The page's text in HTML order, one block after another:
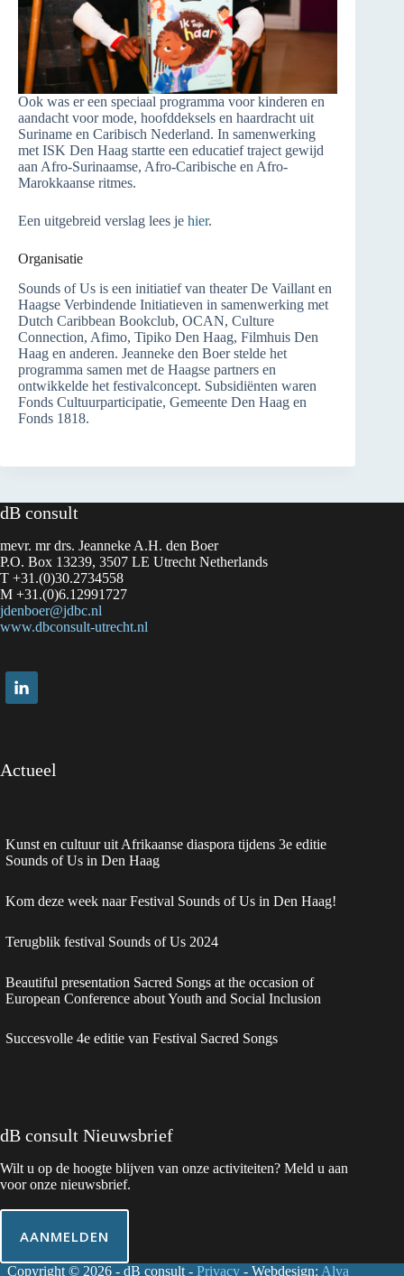
Ook was er een speciaal programma voor kinderen en
aandacht voor mode, hoofddeksels en haardracht uit
Suriname en Caribisch Nederland. In samenwerking
met ISK Den Haag startte een educatief traject gewijd
aan Afro-Surinaamse, Afro-Caribische en Afro-
Marokkaanse ritmes.
Een uitgebreid verslag lees je hier.
Organisatie
Sounds of Us is een initiatief van theater De Vaillant en
Haagse Verbindende Initiatieven in samenwerking met
Dutch Caribbean Bookclub, OCAN, Culture
Connection, Afimo, Tipiko Den Haag, Filmhuis Den
Haag en anderen. Jeanneke den Boer stelde het
programma samen met de Haagse partners en
ontwikkelde het festivalconcept. Subsidiënten waren
Fonds Cultuurparticipatie, Gemeente Den Haag en
Fonds 1818.
dB consult
mevr. mr drs. Jeanneke A.H. den Boer
P.O. Box 13239, 3507 LE Utrecht Netherlands
T +31.(0)30.2734558
M +31.(0)6.12991727
jdenboer@jdbc.nl
www.dbconsult-utrecht.nl
Actueel
Kunst en cultuur uit Afrikaanse diaspora tijdens 3e editie
Sounds of Us in Den Haag
Kom deze week naar Festival Sounds of Us in Den Haag!
Terugblik festival Sounds of Us 2024
Beautiful presentation Sacred Songs at the occasion of
European Conference about Youth and Social Inclusion
Succesvolle 4e editie van Festival Sacred Songs
dB consult Nieuwsbrief
Wilt u op de hoogte blijven van onze activiteiten? Meld u aan
voor onze nieuwsbrief.
AANMELDEN
Copyright © 2026 - dB consult - Privacy- Webdesign: Alva